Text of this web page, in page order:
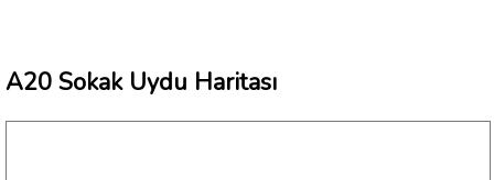
A20 Sokak Uydu Haritası